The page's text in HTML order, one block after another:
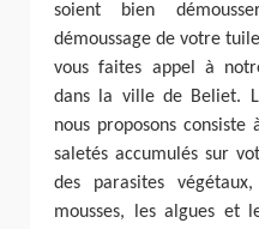
soient bien
démoussage de votre
vous faites appel à
dans la ville de Beliet.
nous proposons
saletés accumulés sur
des parasites
mousses, les algues et